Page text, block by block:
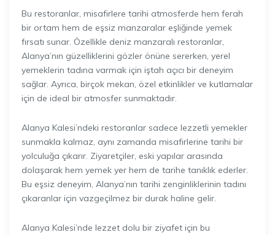
Bu restoranlar, misafirlere tarihi atmosferde hem ferah
bir ortam hem de eşsiz manzaralar eşliğinde yemek
fırsatı sunar. Özellikle deniz manzaralı restoranlar,
Alanya’nın güzelliklerini gözler önüne sererken, yerel
yemeklerin tadına varmak için iştah açıcı bir deneyim
sağlar. Ayrıca, birçok mekan, özel etkinlikler ve kutlamalar
için de ideal bir atmosfer sunmaktadır.
Alanya Kalesi’ndeki restoranlar sadece lezzetli yemekler
sunmakla kalmaz, aynı zamanda misafirlerine tarihi bir
yolculuğa çıkarır. Ziyaretçiler, eski yapılar arasında
dolaşarak hem yemek yer hem de tarihe tanıklık ederler.
Bu eşsiz deneyim, Alanya’nın tarihi zenginliklerinin tadını
çıkaranlar için vazgeçilmez bir durak haline gelir.
Alanya Kalesi’nde lezzet dolu bir ziyafet için bu